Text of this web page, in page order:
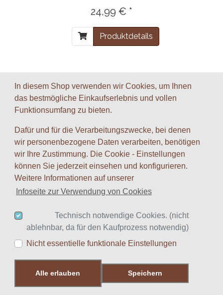
24,99 € *
Produktdetails
SERVICE
Hilfe
Links
Konto
Merkzettel
Impressum
Datenschutz
In diesem Shop verwenden wir Cookies, um Ihnen
das bestmögliche Einkaufserlebnis und vollen
Funktionsumfang zu bieten.
Dafür und für die Verarbeitungszwecke, bei denen
wir personenbezogene Daten verarbeiten, benötigen
wir Ihre Zustimmung. Die Cookie - Einstellungen
können Sie jederzeit einsehen und konfigurieren.
Weitere Informationen auf unserer
Infoseite zur Verwendung von Cookies
Technisch notwendige Cookies. (nicht
ablehnbar, da für den Kaufprozess notwendig)
Nicht essentielle funktionale Einstellungen
Alle erlauben Speichern